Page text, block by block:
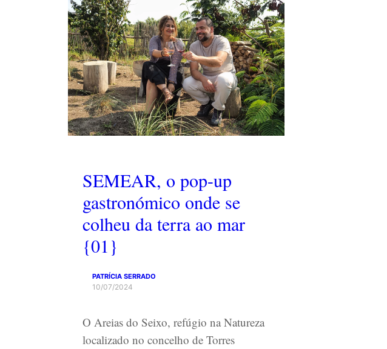
SEMEAR, o pop-up
gastronómico onde se
colheu da terra ao mar
{01}
PATRÍCIA SERRADO
10/07/2024
O Areias do Seixo, refúgio na Natureza
localizado no concelho de Torres